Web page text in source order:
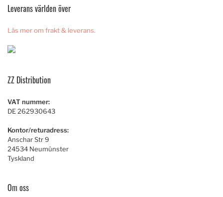
Leverans världen över
Läs mer om frakt & leverans.
ZZ Distribution
VAT nummer:
DE 262930643
Kontor/returadress:
Anschar Str 9
24534 Neumünster
Tyskland
Om oss